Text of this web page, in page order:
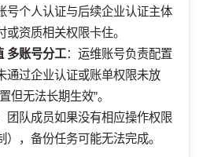
号个人认证与后续企业认证主体
资质相关权限卡住。
多账号分工：运维账号负责配置
通过企业认证或账单权限未放
但无法长期生效”。
团队成员如果没有相应操作权限
），备份任务可能无法完成。